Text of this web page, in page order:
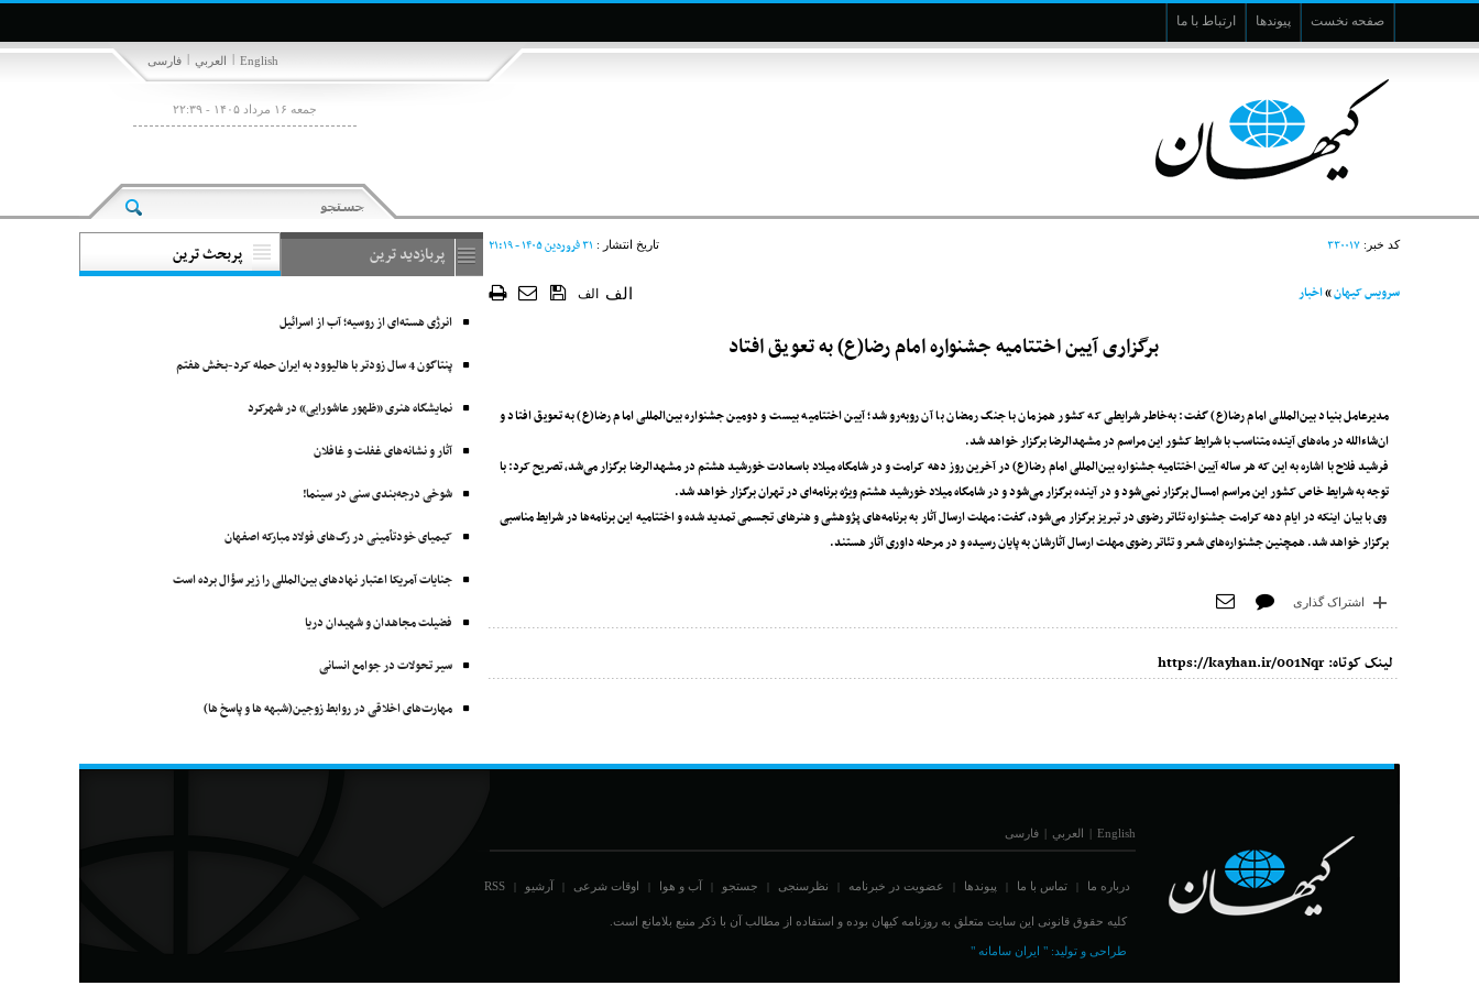
صفحه نخست پیوندها ارتباط با ما
فارسی | العربي | English
جمعه ۱۶ مرداد ۱۴۰۵ - ۲۲:۳۹
کد خبر: ۳۳۰۰۱۷ تاریخ انتشار : ۳۱ فروردين ۱۴۰۵ - ۲۱:۱۹
سرویس کیهان»اخبار الف الف
برگزاری آیین اختتامیه جشنواره امام رضا(ع) به تعویق افتاد
مدیرعامل بنیاد بین‌المللی امام رضا‌(ع) گفت: به‌خاطر شرایطی که کشور همزمان با جنگ رمضان با آن رو‌به‌رو شد؛ آیین اختتامیه بیست و دومین جشنواره بین‌المللی امام رضا‌(ع) به تعویق افتاد و
ان‌شاءالله در ماه‌های آینده متناسب با شرایط کشور این مراسم در مشهد‌الرضا برگزار خواهد شد.
فرشید فلاح با اشاره به این که هر ساله آیین اختتامیه جشنواره بین‌المللی امام رضا‌(ع) در آخرین روز دهه کرامت و در شامگاه میلاد باسعادت خورشید هشتم در مشهد‌الرضا برگزار می‌شد، تصریح کرد: با
توجه به شرایط خاص کشور این مراسم امسال برگزار نمی‌شود و در آینده برگزار می‌شود و در شامگاه میلاد خورشید هشتم ویژه برنامه‌ای در تهران برگزار خواهد شد.
وی با بیان اینکه در ایام دهه کرامت جشنواره تئاتر رضوی در تبریز برگزار می‌شود، گفت: مهلت ارسال آثار به برنامه‌های پژوهشی و هنر‌های تجسمی تمدید شده و اختتامیه این برنامه‌ها در شرایط مناسبی
برگزار خواهد شد. همچنین جشنواره‌های شعر و تئاتر رضوی مهلت ارسال آثارشان به پایان رسیده و در مرحله داوری آثار هستند.
اشتراک گذاری
لینک کوتاه: https://kayhan.ir/001Nqr
پربازدید ترین پربحث ترین
انرژی هسته‌ای از روسیه؛ آب از اسرائیل
پنتاگون 4 سال زودتر با ‌هالیوود به ایران حمله کرد-بخش هفتم
نمایشگاه هنری «ظهور عاشورایی» در شهرکرد
آثار و نشانه‌های غفلت و غافلان
شوخی درجه‌بندی سنی در سینما!
کیمیای خودتأمینی در رگ‌های فولاد مبارکه اصفهان
جنایات آمریکا اعتبار نهادهای بین‌المللی را زیر سؤال برده است
فضیلت مجاهدان و شهیدان دریا
سیر تحولات در جوامع انسانی
مهارت‌های اخلاقی در روابط زوجین(شبهه ها و پاسخ ها)
English
| العربي | فارسی
درباره ما | تماس با ما | پیوندها | عضویت در خبرنامه | نظرسنجی | جستجو | آب و هوا | اوقات شرعی | آرشیو |
RSS
کلیه حقوق قانونی این سایت متعلق به روزنامه کیهان بوده و استفاده از مطالب آن با ذکر منبع بلامانع است.
طراحی و تولید: " ایران سامانه "